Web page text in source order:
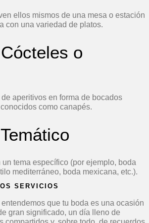
ellos mismos de una mesa o estación
con una variedad de platos.
o
aperitivos en forma de bocados
como canapés.
tema específico (por ejemplo, boda
mediterráneo, boda mexicana, etc.).
SERVICIOS
entendemos que tu boda es una ocasión
gran significado, un día lleno de